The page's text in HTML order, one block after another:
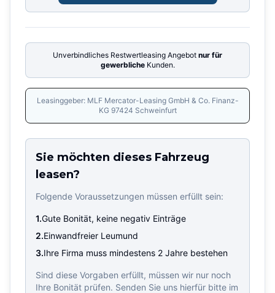
Unverbindliches Restwertleasing Angebot nur für
gewerblicheKunden.
Leasinggeber: MLF Mercator-Leasing GmbH & Co. Finanz-
KG 97424 Schweinfurt
Sie möchten dieses Fahrzeug
leasen?
Folgende Voraussetzungen müssen erfüllt sein:
1.Gute Bonität, keine negativ Einträge
2.Einwandfreier Leumund
3.Ihre Firma muss mindestens 2 Jahre bestehen
Sind diese Vorgaben erfüllt, müssen wir nur noch
Ihre Bonität prüfen. Senden Sie uns hierfür bitte im